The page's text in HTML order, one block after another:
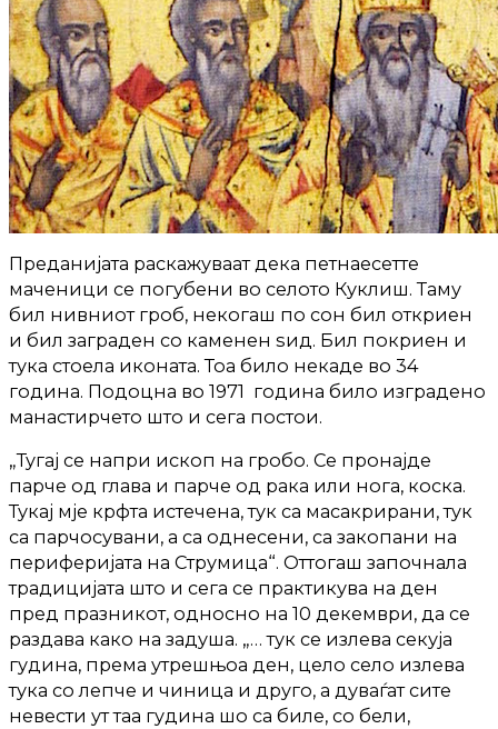
Преданијата раскажуваат дека петнаесетте
маченици се погубени во селото Куклиш. Таму
бил нивниот гроб, некогаш по сон бил откриен
и бил заграден со каменен ѕид. Бил покриен и
тука стоела иконата. Тоа било некаде во 34
година. Подоцна во 1971 година било изградено
манастирчето што и сега постои.
„Тугај се напри ископ на гробо. Се пронајде
парче од глава и парче од рака или нога, коска.
Тукај мје крфта истечена, тук са масакрирани, тук
са парчосувани, а са однесени, са закопани на
периферијата на Струмица“. Оттогаш започнала
традицијата што и сега се практикува на ден
пред празникот, односно на 10 декември, да се
раздава како на задуша. „… тук се излева секуја
гудина, према утрешњоа ден, цело село излева
тука со лепче и чиница и друго, а дуваѓат сите
невести ут таа гудина шо са биле, со бели,